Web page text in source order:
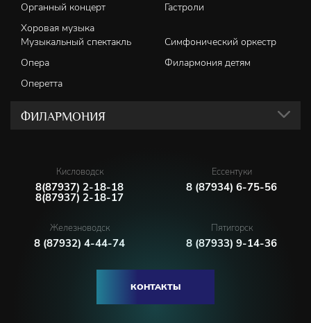
Органный концерт
Гастроли
Хоровая музыка
Музыкальный спектакль
Симфонический оркестр
Опера
Филармония детям
Оперетта
ФИЛАРМОНИЯ
Кисловодск
8(87937) 2-18-18
8(87937) 2-18-17
Ессентуки
8 (87934) 6-75-56
Железноводск
8 (87932) 4-44-74
Пятигорск
8 (87933) 9-14-36
КОНТАКТЫ